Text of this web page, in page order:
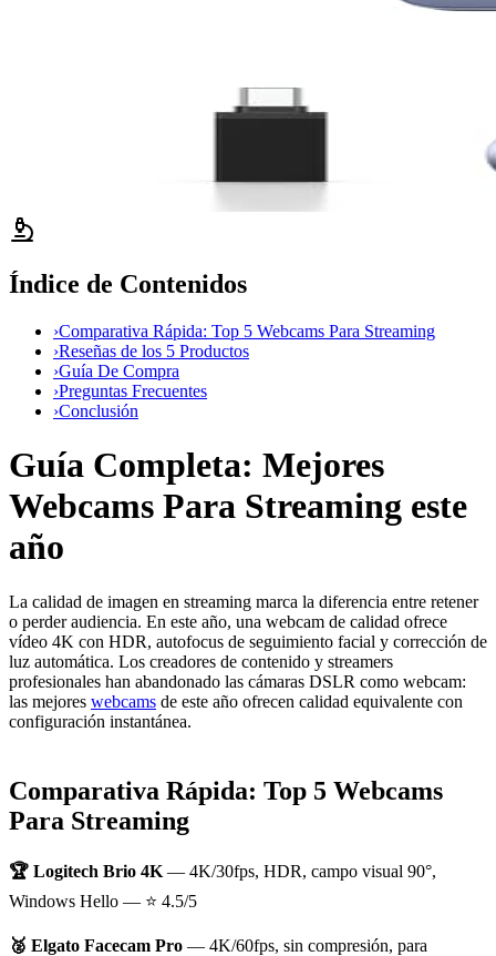
Índice de Contenidos
›Comparativa Rápida: Top 5 Webcams Para Streaming
›Reseñas de los 5 Productos
›Guía De Compra
›Preguntas Frecuentes
›Conclusión
Guía Completa: Mejores
Webcams Para Streaming este
año
La calidad de imagen en streaming marca la diferencia entre retener
o perder audiencia. En este año, una webcam de calidad ofrece
vídeo 4K con HDR, autofocus de seguimiento facial y corrección de
luz automática. Los creadores de contenido y streamers
profesionales han abandonado las cámaras DSLR como webcam:
las mejores webcams de este año ofrecen calidad equivalente con
configuración instantánea.
Comparativa Rápida: Top 5 Webcams
Para Streaming
🏆 Logitech Brio 4K — 4K/30fps, HDR, campo visual 90°,
Windows Hello — ⭐ 4.5/5
🥈 Elgato Facecam Pro — 4K/60fps, sin compresión, para